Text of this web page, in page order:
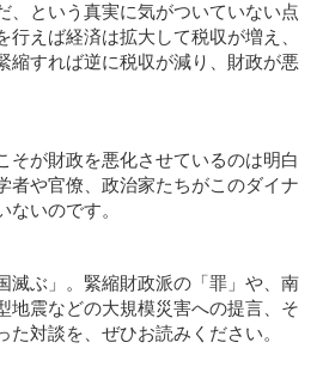
、という真実に気がついていない点
行えば経済は拡大して税収が増え、
縮すれば逆に税収が減り、財政が悪
そが財政を悪化させているのは明白
者や官僚、政治家たちがこのダイナ
ないのです。
ぶ」。緊縮財政派の「罪」や、南
地震などの大規模災害への提言、そ
た対談を、ぜひお読みください。